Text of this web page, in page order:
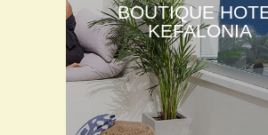
BOUTIQUE
KEFALONIA